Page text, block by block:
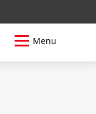
Menu